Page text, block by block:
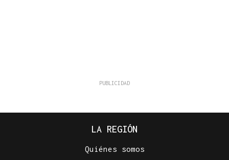
LA REGIÓN
Quiénes somos